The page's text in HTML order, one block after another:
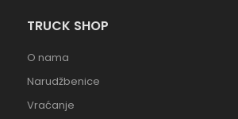
TRUCK SHOP
O nama
Narudžbenice
Vraćanje